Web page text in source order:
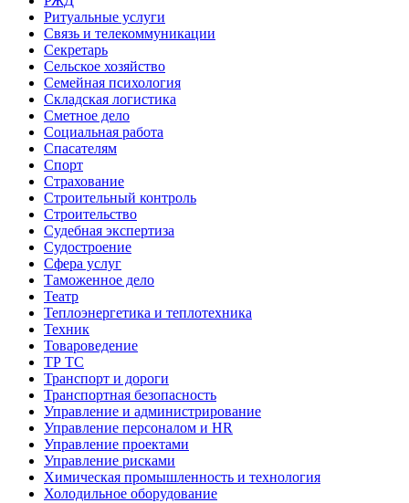
Ритуальные услуги
Связь и телекоммуникации
Секретарь
Сельское хозяйство
Семейная психология
Складская логистика
Сметное дело
Социальная работа
Спасателям
Спорт
Страхование
Строительный контроль
Строительство
Судебная экспертиза
Судостроение
Сфера услуг
Таможенное дело
Театр
Теплоэнергетика и теплотехника
Техник
Товароведение
ТР ТС
Транспорт и дороги
Транспортная безопасность
Управление и администрирование
Управление персоналом и HR
Управление проектами
Управление рисками
Химическая промышленность и технология
Холодильное оборудование